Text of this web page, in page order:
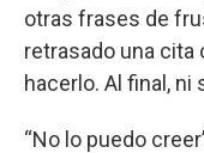
otras frases de
retrasado una cita
hacerlo. Al final, ni
“No lo puedo